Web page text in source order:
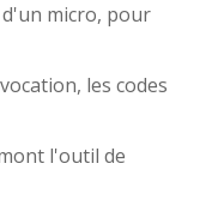
micro, pour
les codes
l'outil de